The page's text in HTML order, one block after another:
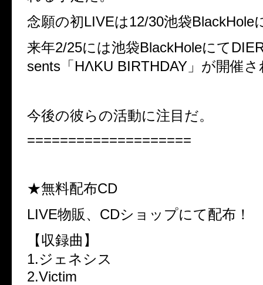
念願の初LIVEは12/30池袋BlackHole
来年2/25には池袋BlackHoleにて
sents「HΛKU BIRTHDAY」が開催
今後の彼らの活動に注目だ。
====================
★無料配布CD
LIVE物販、CDショップにて配布！
【収録曲】
1.ジェネシス
2.Victim